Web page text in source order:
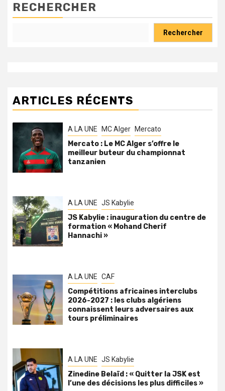
RECHERCHER
Rechercher
ARTICLES RÉCENTS
A LA UNE MC Alger Mercato
Mercato : Le MC Alger s’offre le
meilleur buteur du championnat
tanzanien
A LA UNE JS Kabylie
JS Kabylie : inauguration du centre de
formation « Mohand Cherif
Hannachi »
A LA UNE CAF
Compétitions africaines interclubs
2026-2027 : les clubs algériens
connaissent leurs adversaires aux
tours préliminaires
A LA UNE JS Kabylie
Zinedine Belaïd : « Quitter la JSK est
l’une des décisions les plus difficiles »